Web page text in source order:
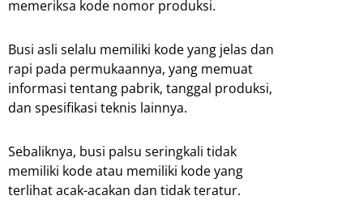
memeriksa kode nomor produksi.
Busi asli selalu memiliki kode yang jelas dan
rapi pada permukaannya, yang memuat
informasi tentang pabrik, tanggal produksi,
dan spesifikasi teknis lainnya.
Sebaliknya, busi palsu seringkali tidak
memiliki kode atau memiliki kode yang
terlihat acak-acakan dan tidak teratur.